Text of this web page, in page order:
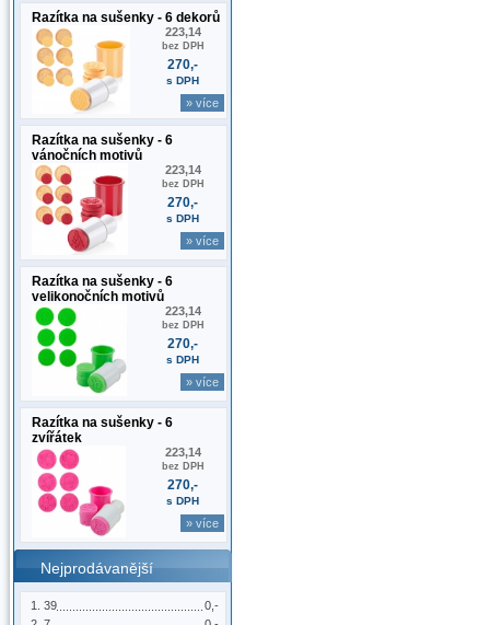
Razítka na sušenky - 6 dekorů
223,14
bez DPH
270,-
s DPH
» více
Razítka na sušenky - 6
vánočních motivů
223,14
bez DPH
270,-
s DPH
» více
Razítka na sušenky - 6
velikonočních motivů
223,14
bez DPH
270,-
s DPH
» více
Razítka na sušenky - 6
zvířátek
223,14
bez DPH
270,-
s DPH
» více
Nejprodávanější
0,-
39